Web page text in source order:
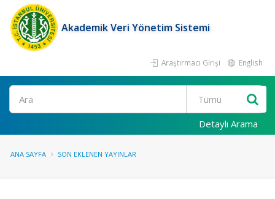
Akademik Veri Yönetim Sistemi
Araştırmacı Girişi English
Ara
Detaylı Arama
ANA SAYFA SON EKLENEN YAYINLAR